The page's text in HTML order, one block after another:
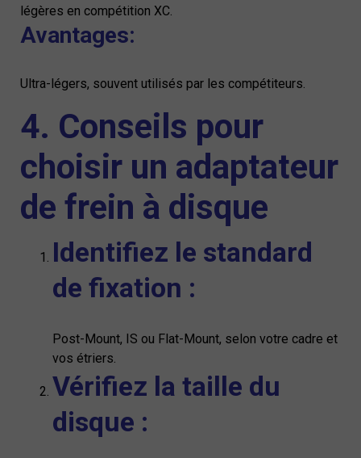
légères en compétition XC.
Avantages:
Ultra-légers, souvent utilisés par les compétiteurs.
4. Conseils pour
choisir un adaptateur
de frein à disque
Identifiez le standard
de fixation :
Post-Mount, IS ou Flat-Mount, selon votre cadre et
vos étriers.
Vérifiez la taille du
disque :